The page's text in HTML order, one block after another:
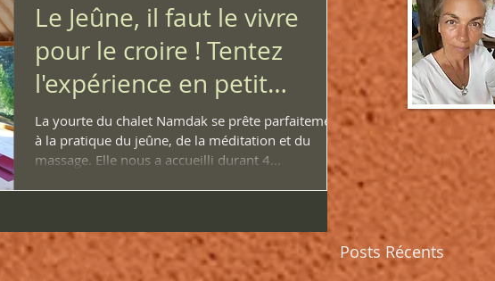
Le Jeûne, il faut le vivre
pour le croire ! Tentez
l'expérience en petit
groupe de 5, du 23 au
La yourte du chalet Namdak se prête parfaitement
à la pratique du jeûne, de la méditation et du
massage. Elle nous a accueilli durant 4...
Posts Récents